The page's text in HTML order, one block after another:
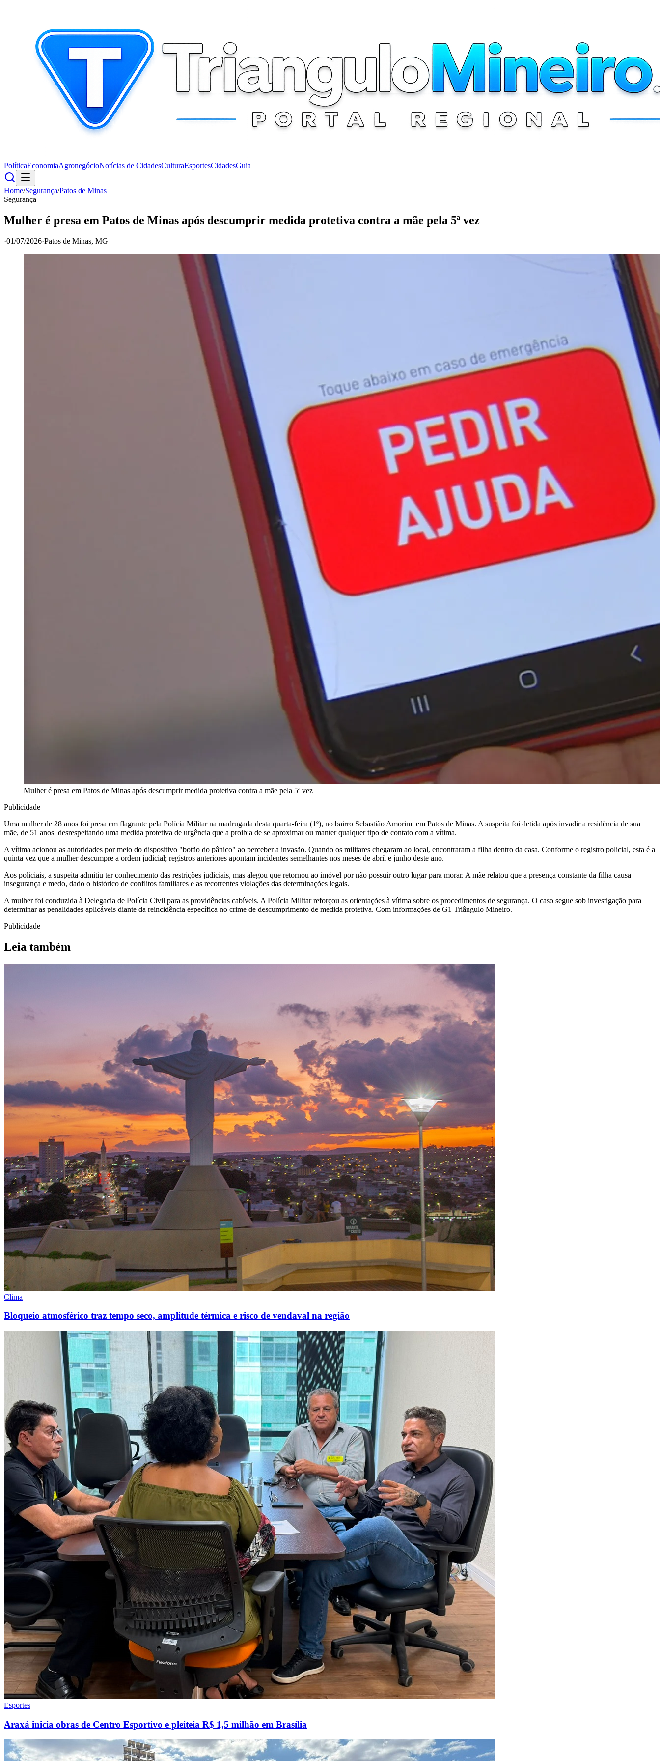
PolíticaEconomiaAgronegócioNotícias de CidadesCulturaEsportesCidadesGuia
Home/Segurança/Patos de Minas
Segurança
Mulher é presa em Patos de Minas após descumprir medida protetiva contra a mãe pela 5ª vez
·01/07/2026·Patos de Minas, MG
Mulher é presa em Patos de Minas após descumprir medida protetiva contra a mãe pela 5ª vez
Publicidade
Uma mulher de 28 anos foi presa em flagrante pela Polícia Militar na madrugada desta quarta-feira (1º), no bairro Sebastião Amorim, em Patos de Minas. A suspeita foi detida após invadir a residência de sua
mãe, de 51 anos, desrespeitando uma medida protetiva de urgência que a proibia de se aproximar ou manter qualquer tipo de contato com a vítima.
A vítima acionou as autoridades por meio do dispositivo "botão do pânico" ao perceber a invasão. Quando os militares chegaram ao local, encontraram a filha dentro da casa. Conforme o registro policial, esta é a
quinta vez que a mulher descumpre a ordem judicial; registros anteriores apontam incidentes semelhantes nos meses de abril e junho deste ano.
Aos policiais, a suspeita admitiu ter conhecimento das restrições judiciais, mas alegou que retornou ao imóvel por não possuir outro lugar para morar. A mãe relatou que a presença constante da filha causa
insegurança e medo, dado o histórico de conflitos familiares e as recorrentes violações das determinações legais.
A mulher foi conduzida à Delegacia de Polícia Civil para as providências cabíveis. A Polícia Militar reforçou as orientações à vítima sobre os procedimentos de segurança. O caso segue sob investigação para
determinar as penalidades aplicáveis diante da reincidência específica no crime de descumprimento de medida protetiva. Com informações de G1 Triângulo Mineiro.
Publicidade
Leia também
Clima
Bloqueio atmosférico traz tempo seco, amplitude térmica e risco de vendaval na região
Esportes
Araxá inicia obras de Centro Esportivo e pleiteia R$ 1,5 milhão em Brasília